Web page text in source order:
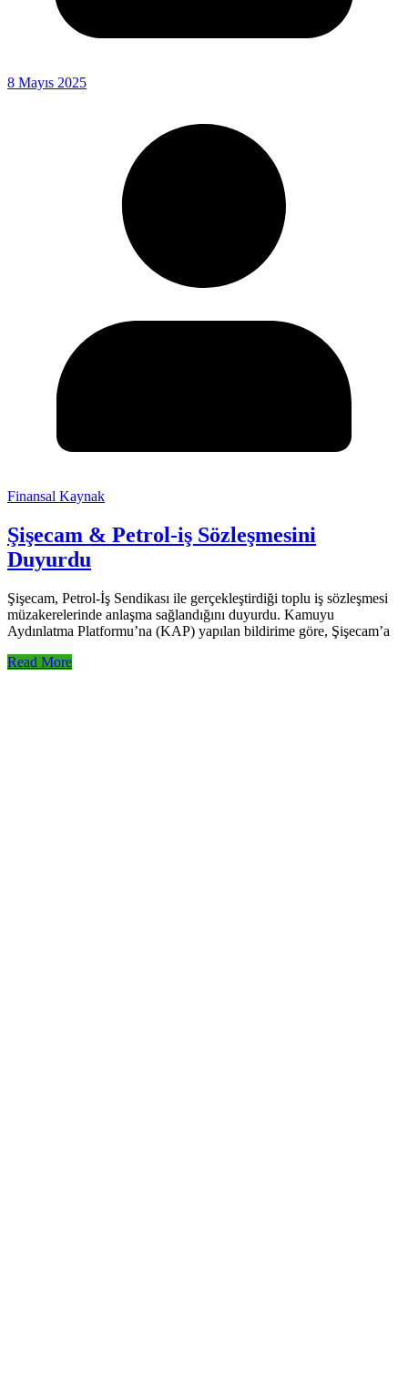
8 Mayıs 2025
Finansal Kaynak
Şişecam & Petrol-iş Sözleşmesini
Duyurdu
Şişecam, Petrol-İş Sendikası ile gerçekleştirdiği toplu iş sözleşmesi
müzakerelerinde anlaşma sağlandığını duyurdu. Kamuyu
Aydınlatma Platformu’na (KAP) yapılan bildirime göre, Şişecam’a
Read More